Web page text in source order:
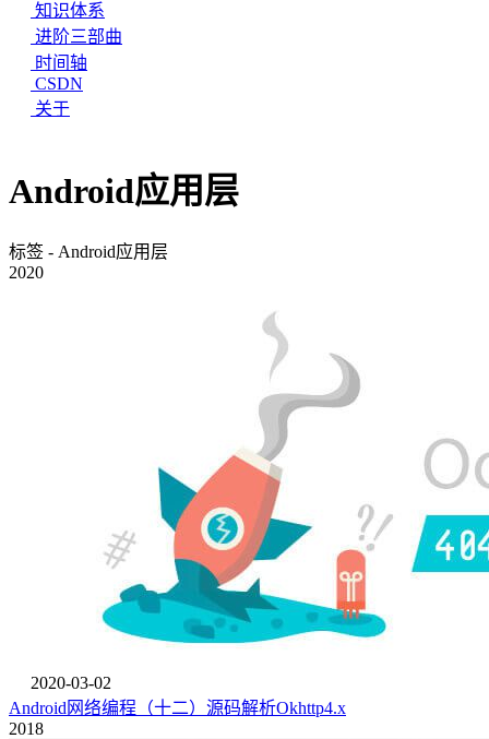
知识体系
进阶三部曲
时间轴
CSDN
关于
Android应用层
标签 - Android应用层
2020
2020-03-02
Android网络编程（十二）源码解析Okhttp4.x
2018